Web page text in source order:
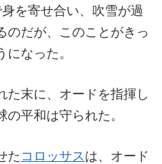
を寄せ合い、吹雪が過
のだが、このことがきっ
なった。
た末に、オードを指揮し
平和は守られた。
た コロッサス は、オード